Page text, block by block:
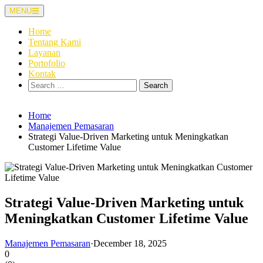
Skip
to
content
MENU
Home
Tentang Kami
Layanan
Portofolio
Kontak
Search
for:
Home
Manajemen Pemasaran
Strategi Value-Driven Marketing untuk Meningkatkan
Customer Lifetime Value
Strategi Value-Driven Marketing untuk
Meningkatkan Customer Lifetime Value
Manajemen Pemasaran·December 18, 2025
0